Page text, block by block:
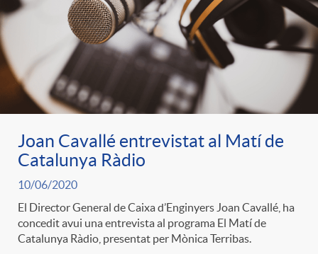
Joan Cavallé entrevistat al Matí de
Catalunya Ràdio
10/06/2020
El Director General de Caixa d’Enginyers Joan Cavallé, ha
concedit avui una entrevista al programa El Matí de
Catalunya Ràdio, presentat per Mònica Terribas.